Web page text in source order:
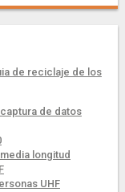
de reciclaje de los
de datos
longitud
UHF